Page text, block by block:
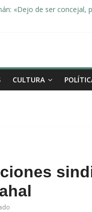
«Dejo de ser concejal,
CULTURA